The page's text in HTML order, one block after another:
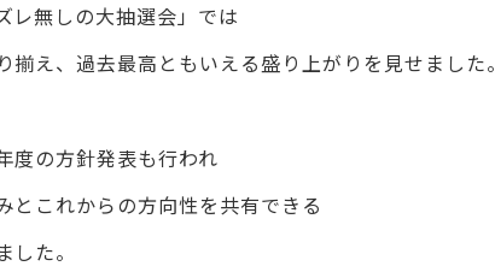
レ無しの大抽選会」では
え、過去最高ともいえる盛り上がりを見せました。
度の方針発表も行われ
とこれからの方向性を共有できる
た。